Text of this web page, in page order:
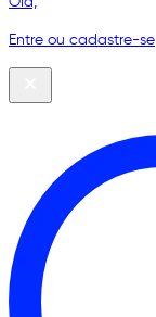
Entre ou cadastre-se